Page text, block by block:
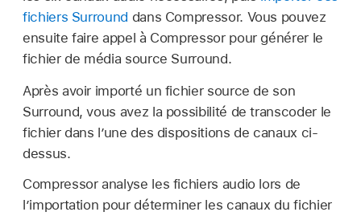
fichiers Surround dans Compressor. Vous pouvez
ensuite faire appel à Compressor pour générer le
fichier de média source Surround.
Après avoir importé un fichier source de son
Surround, vous avez la possibilité de transcoder le
fichier dans l’une des dispositions de canaux ci-
dessus.
Compressor analyse les fichiers audio lors de
l’importation pour déterminer les canaux du fichier